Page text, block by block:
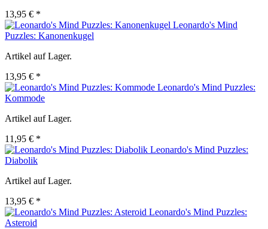
13,95 € *
Leonardo's Mind
Puzzles: Kanonenkugel
Artikel auf Lager.
13,95 € *
Leonardo's Mind Puzzles:
Kommode
Artikel auf Lager.
11,95 € *
Leonardo's Mind Puzzles:
Diabolik
Artikel auf Lager.
13,95 € *
Leonardo's Mind Puzzles:
Asteroid